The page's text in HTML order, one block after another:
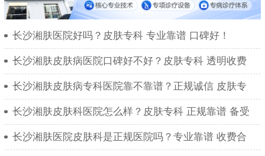
长沙湘肤医院好吗？皮肤专科 专业靠谱 口碑好！
长沙湘肤皮肤病医院口碑好不好？皮肤专科 透明收费
长沙湘肤皮肤病专科医院靠不靠谱？正规诚信 皮肤专
长沙湘肤皮肤科医院怎么样？皮肤专科 正规靠谱 备受
长沙湘肤医院皮肤科是正规医院吗？专业靠谱 收费合